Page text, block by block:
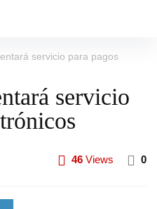
servicio para pagos
servicio
46 Views 0